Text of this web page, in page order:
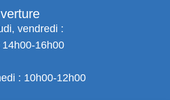
vendredi :
16h00
: 10h00-12h00